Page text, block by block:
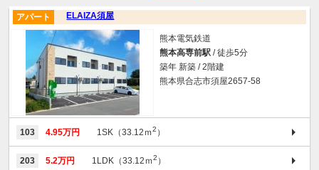
ELAIZA須屋
アパート
熊本電気鉄道
熊本高専前駅 / 徒歩5分
築年 新築 / 2階建
熊本県合志市須屋2657-58
103 4.95万円 1SK（33.12ｍ2 ）
203 5.2万円 1LDK（33.12ｍ2 ）